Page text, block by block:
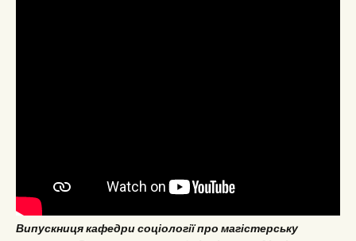
Випускниця кафедри соціології про магістерську